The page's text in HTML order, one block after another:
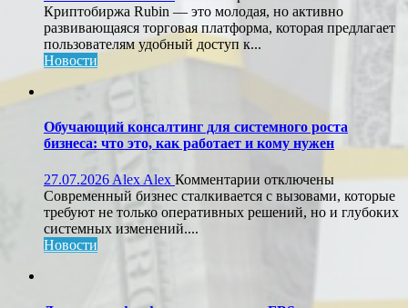
записи
Криптобиржа
платформы
Криптобиржа Rubin — это молодая, но активно
развивающаяся торговая платформа, которая предлагает
пользователям удобный доступ к...
Новости
Обучающий консалтинг для системного роста
бизнеса: что это, как работает и кому нужен
27.07.2026 Alex Alex Комментарии к
записи
Обучающий
отключены
Современный бизнес сталкивается с вызовами, которые
требуют не только оперативных решений, но и глубоких
системных изменений....
Новости